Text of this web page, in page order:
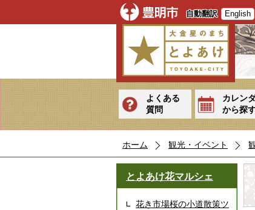
自動翻訳 English
よくある
質問
カレン
から探
ホーム 観光・イベント
とよあけ花マルシェ
花き市場桜の小道散策ツ